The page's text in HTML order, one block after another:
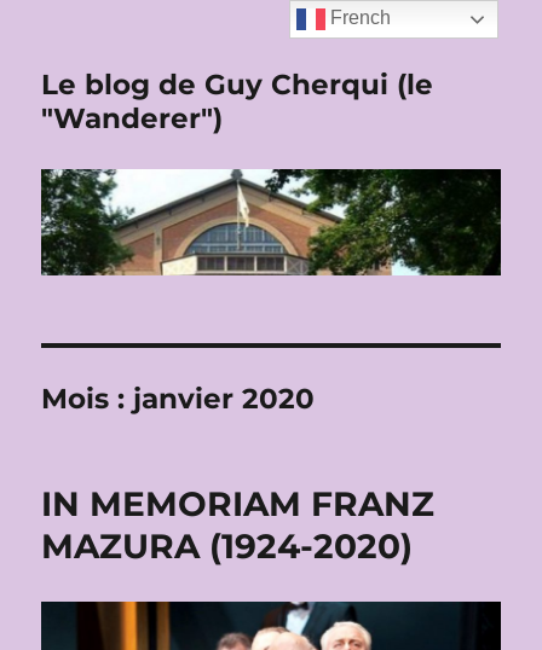
Le blog de Guy Cherqui (le
"Wanderer")
Mois : janvier 2020
IN MEMORIAM FRANZ
MAZURA (1924-2020)
French